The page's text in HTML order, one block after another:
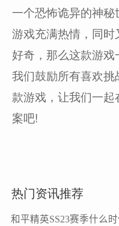
一个恐怖诡异的神
游戏充满热情，同
好奇，那么这款游戏
我们鼓励所有喜欢
款游戏，让我们一
案吧!
热门资讯推荐
和平精英SS23赛季什么时